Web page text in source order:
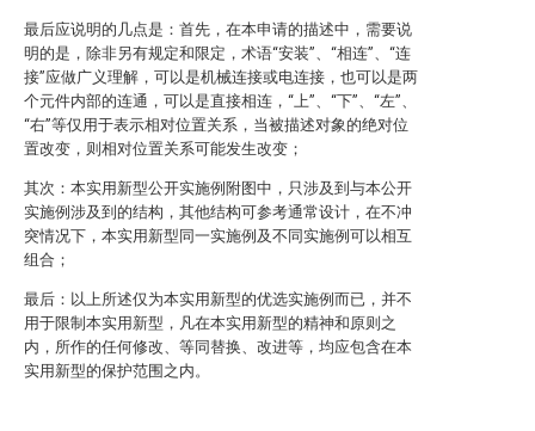
最后应说明的几点是：首先，在本申请的描述中，需要说
明的是，除非另有规定和限定，术语“安装”、“相连”、“连
接”应做广义理解，可以是机械连接或电连接，也可以是两
个元件内部的连通，可以是直接相连，“上”、“下”、“左”、
“右”等仅用于表示相对位置关系，当被描述对象的绝对位
置改变，则相对位置关系可能发生改变；
其次：本实用新型公开实施例附图中，只涉及到与本公开
实施例涉及到的结构，其他结构可参考通常设计，在不冲
突情况下，本实用新型同一实施例及不同实施例可以相互
组合；
最后：以上所述仅为本实用新型的优选实施例而已，并不
用于限制本实用新型，凡在本实用新型的精神和原则之
内，所作的任何修改、等同替换、改进等，均应包含在本
实用新型的保护范围之内。